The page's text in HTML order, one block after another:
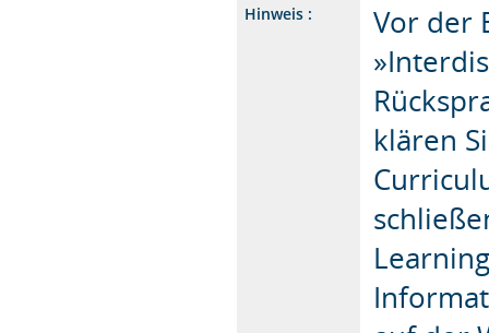
Hinweis :
Vor der
klären